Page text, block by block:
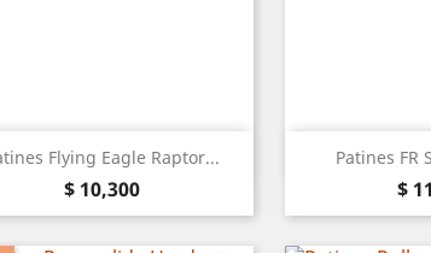
Flying Eagle Raptor...
Precio
$ 10,300
Vista rápida
NegroRosa
Patines FR
$
